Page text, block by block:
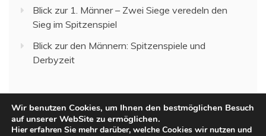
Blick zur 1. Männer – Zwei Siege veredeln den
Sieg im Spitzenspiel
Blick zur den Männern: Spitzenspiele und
Derbyzeit
Wir benutzen Cookies, um Ihnen den bestmöglichen Besuch
auf unserer WebSite zu ermöglichen.
Hier erfahren Sie mehr darüber, welche Cookies wir nutzen und